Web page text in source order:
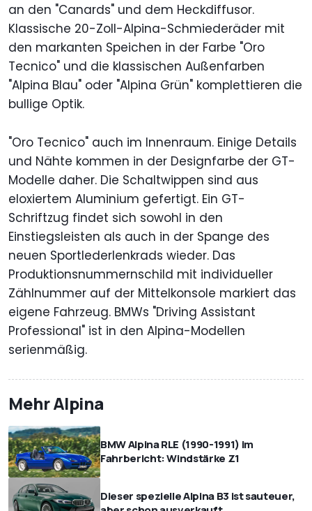
an den "Canards" und dem Heckdiffusor.
Klassische 20-Zoll-Alpina-Schmiederäder mit
den markanten Speichen in der Farbe "Oro
Tecnico" und die klassischen Außenfarben
"Alpina Blau" oder "Alpina Grün" komplettieren die
bullige Optik.
"Oro Tecnico" auch im Innenraum. Einige Details
und Nähte kommen in der Designfarbe der GT-
Modelle daher. Die Schaltwippen sind aus
eloxiertem Aluminium gefertigt. Ein GT-
Schriftzug findet sich sowohl in den
Einstiegsleisten als auch in der Spange des
neuen Sportlederlenkrads wieder. Das
Produktionsnummernschild mit individueller
Zählnummer auf der Mittelkonsole markiert das
eigene Fahrzeug. BMWs "Driving Assistant
Professional" ist in den Alpina-Modellen
serienmäßig.
Mehr Alpina
BMW Alpina RLE (1990-1991) im
Fahrbericht: Windstärke Z1
Dieser spezielle Alpina B3 ist sauteuer,